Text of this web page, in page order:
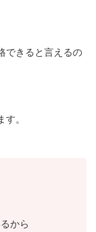
できると言えるの
。
から